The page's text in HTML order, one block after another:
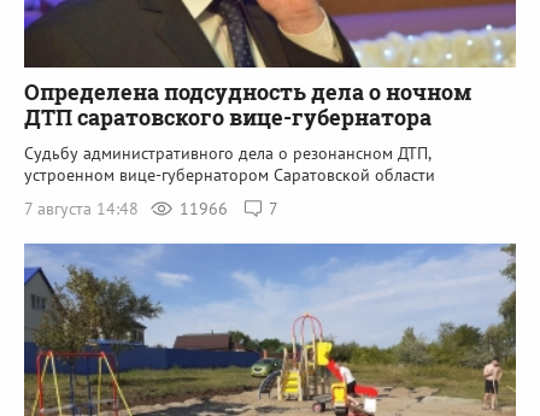
Определена подсудность дела о ночном
ДТП саратовского вице-губернатора
Судьбу административного дела о резонансном ДТП,
устроенном вице-губернатором Саратовской области
7 августа 14:48
11966 7